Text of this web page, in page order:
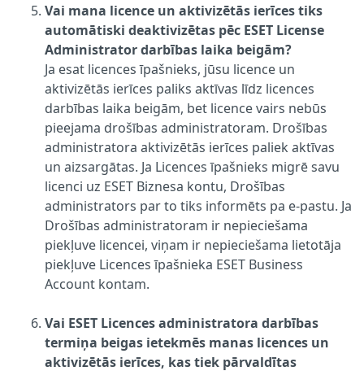
Vai mana licence un aktivizētās ierīces tiks
automātiski deaktivizētas pēc ESET License
Administrator darbības laika beigām?
Ja esat licences īpašnieks, jūsu licence un
aktivizētās ierīces paliks aktīvas līdz licences
darbības laika beigām, bet licence vairs nebūs
pieejama drošības administratoram. Drošības
administratora aktivizētās ierīces paliek aktīvas
un aizsargātas. Ja Licences īpašnieks migrē savu
licenci uz ESET Biznesa kontu, Drošības
administrators par to tiks informēts pa e-pastu. Ja
Drošības administratoram ir nepieciešama
piekļuve licencei, viņam ir nepieciešama lietotāja
piekļuve Licences īpašnieka ESET Business
Account kontam.
Vai ESET Licences administratora darbības
termiņa beigas ietekmēs manas licences un
aktivizētās ierīces, kas tiek pārvaldītas